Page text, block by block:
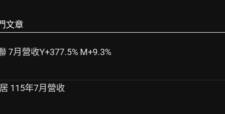
文章
7月營收Y+377.5% M+9.3%
115年7月營收